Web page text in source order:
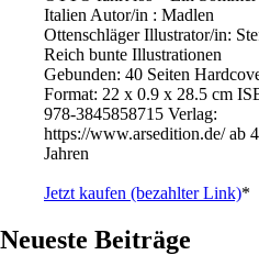
Italien Autor/in : Madlen
Ottenschläger Illustrator/in:
Reich bunte Illustrationen
Gebunden: 40 Seiten
Format: 22 x 0.9 x 28.5 cm
978-3845858715 Verlag:
https://www.arsedition.de/ ab 4
Jahren
Jetzt kaufen (bezahlter Link)*
Neueste Beiträge